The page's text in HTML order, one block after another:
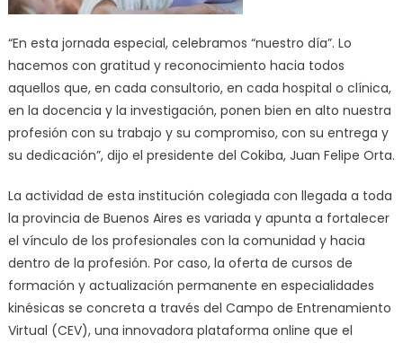
“En esta jornada especial, celebramos “nuestro día”. Lo
hacemos con gratitud y reconocimiento hacia todos
aquellos que, en cada consultorio, en cada hospital o clínica,
en la docencia y la investigación, ponen bien en alto nuestra
profesión con su trabajo y su compromiso, con su entrega y
su dedicación”, dijo el presidente del Cokiba, Juan Felipe Orta.
La actividad de esta institución colegiada con llegada a toda
la provincia de Buenos Aires es variada y apunta a fortalecer
el vínculo de los profesionales con la comunidad y hacia
dentro de la profesión. Por caso, la oferta de cursos de
formación y actualización permanente en especialidades
kinésicas se concreta a través del Campo de Entrenamiento
Virtual (CEV), una innovadora plataforma online que el